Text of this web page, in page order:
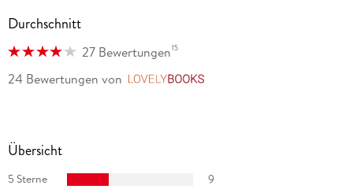
im Museum'.
Im Aufbau Taschenbuch bereits erschienen: 'Miss Daisy und
der Tote auf dem Eis', 'Miss Daisy und der Tod im
Weitere Titel sind in Vorbereitung.
Durchschnitt
27 Bewertungen15
24 Bewertungen von
Übersicht
5 Sterne
9